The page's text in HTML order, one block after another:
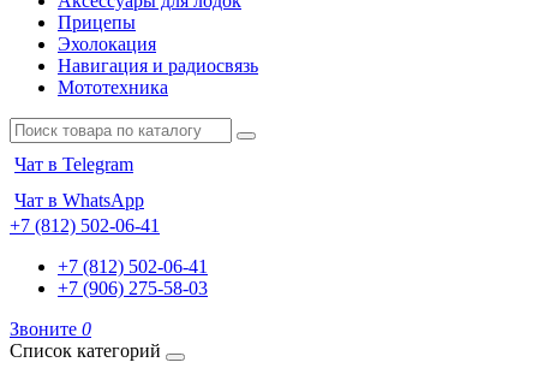
Прицепы
Эхолокация
Навигация и радиосвязь
Мототехника
Чат в Telegram
Чат в WhatsApp
+7 (812) 502-06-41
+7 (812) 502-06-41
+7 (906) 275-58-03
Звоните 0
Список категорий